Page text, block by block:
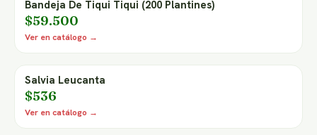
Bandeja De Tiqui Tiqui (200 Plantines)
$59.500
Ver en catálogo →
Salvia Leucanta
$536
Ver en catálogo →